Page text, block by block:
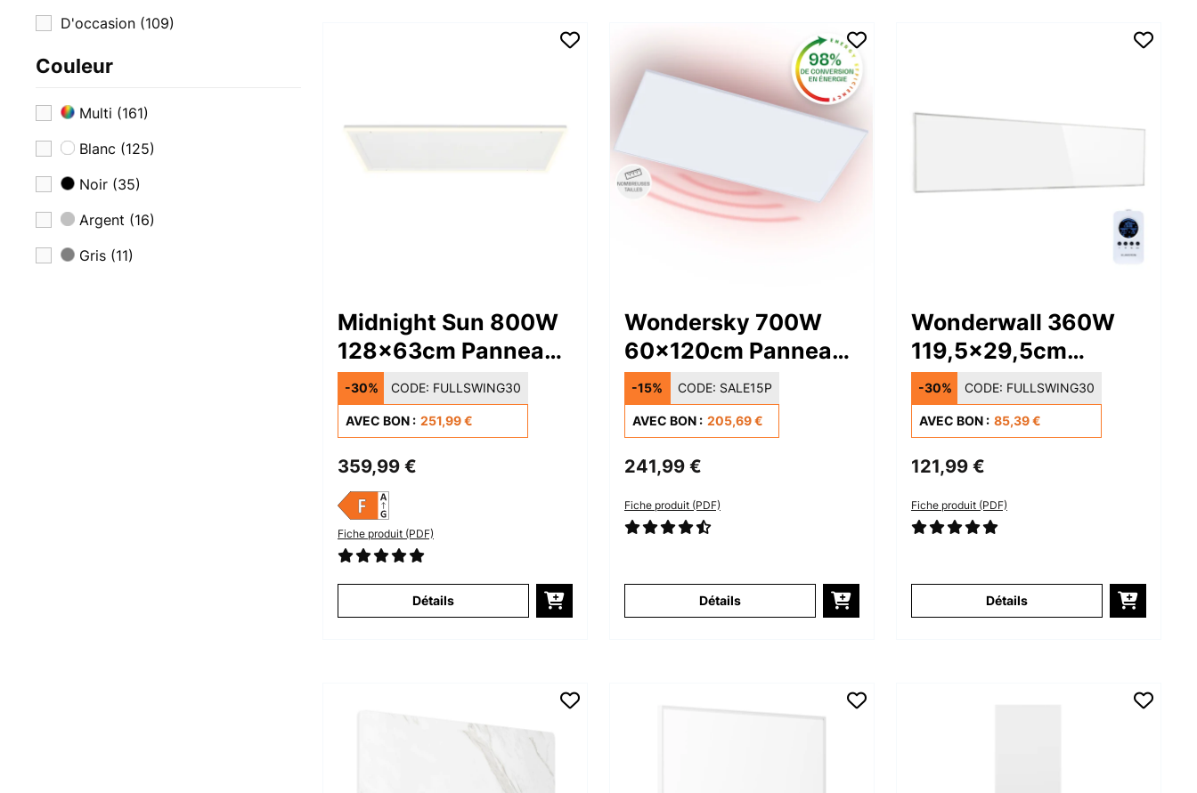
D'occasion (109)
Couleur
Multi (161)
Blanc (125)
Noir (35)
Argent (16)
Gris (11)
Midnight Sun 800W
128x63cm Panneau
Rayonnant
Infrarouge Blanc
-30% CODE: FULLSWING30
AVEC BON : 251,99 €
359,99 €
Fiche produit (PDF)
Détails
Wondersky 700W
60x120cm Panneau
Rayonnant
Infrarouge Blanc
-15% CODE: SALE15P
AVEC BON : 205,69 €
241,99 €
Fiche produit (PDF)
Détails
Wonderwall 360W
119,5x29,5cm
Panneau Rayonnant
Infrarouge Blanc
-30% CODE: FULLSWING30
AVEC BON : 85,39 €
121,99 €
Fiche produit (PDF)
Détails